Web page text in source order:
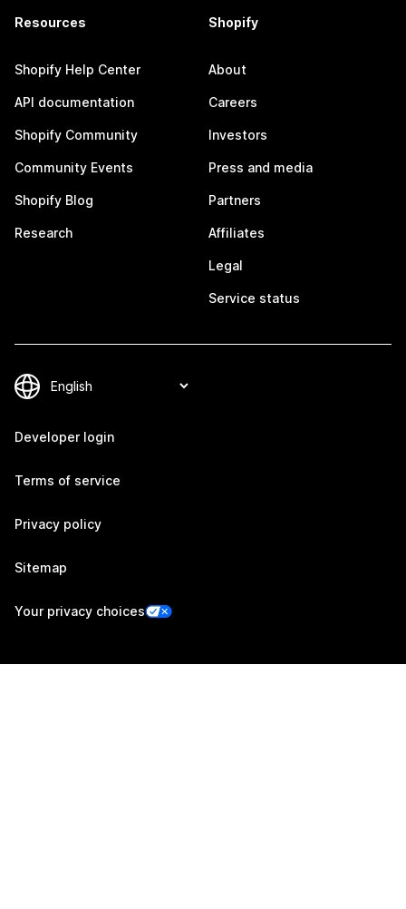
Resources
Shopify Help Center
API documentation
Shopify Community
Community Events
Shopify Blog
Research
Shopify
About
Careers
Investors
Press and media
Partners
Affiliates
Legal
Service status
Developer login
Terms of service
Privacy policy
Sitemap
Your privacy choices